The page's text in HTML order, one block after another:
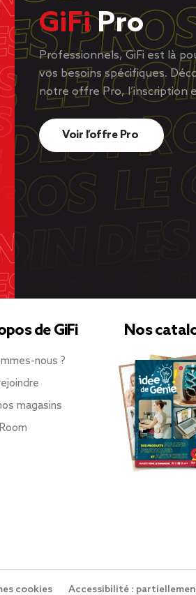
GiFiPro
Professionnels, GiFi est là
vos besoins spécifiques.
notre offre Pro, l’inscription
Voir l’offre Pro
de GiFi
nous ?
magasins
Nos
cookies Accessibilité :